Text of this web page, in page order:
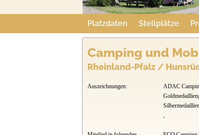
Platzdaten Stellplätze
Camping und
Rheinland-Pfalz /
Auszeichnungen:
ADAC
,